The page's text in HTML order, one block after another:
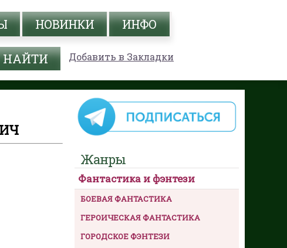
НОВИНКИ ИНФО
Добавить в Закладки
Жанры
Фантастика и фэнтези
БОЕВАЯ ФАНТАСТИКА
ГЕРОИЧЕСКАЯ ФАНТАСТИКА
ГОРОДСКОЕ ФЭНТЕЗИ